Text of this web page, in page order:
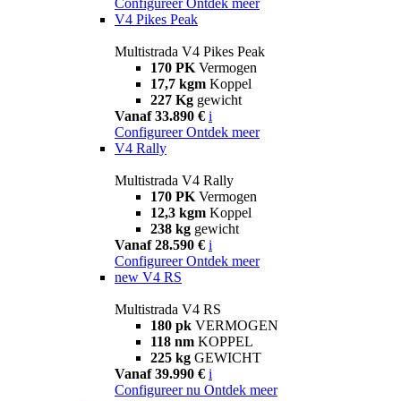
V4 Pikes Peak
Multistrada V4 Pikes Peak
170 PK Vermogen
17,7 kgm Koppel
227 Kg gewicht
Vanaf 33.890 € i
Configureer Ontdek meer
V4 Rally
Multistrada V4 Rally
170 PK Vermogen
12,3 kgm Koppel
238 kg gewicht
Vanaf 28.590 € i
Configureer Ontdek meer
new V4 RS
Multistrada V4 RS
180 pk VERMOGEN
118 nm KOPPEL
225 kg GEWICHT
Vanaf 39.990 € i
Configureer nu Ontdek meer